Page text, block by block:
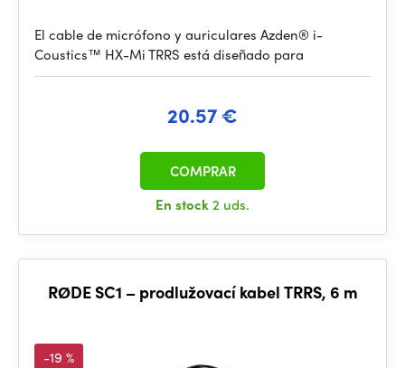
El cable de micrófono y auriculares Azden® i-
Coustics™ HX-Mi TRRS está diseñado para
20.57 €
En stock2 uds.
COMPRAR
RØDE SC1 – prodlužovací kabel TRRS, 6 m
-19 %